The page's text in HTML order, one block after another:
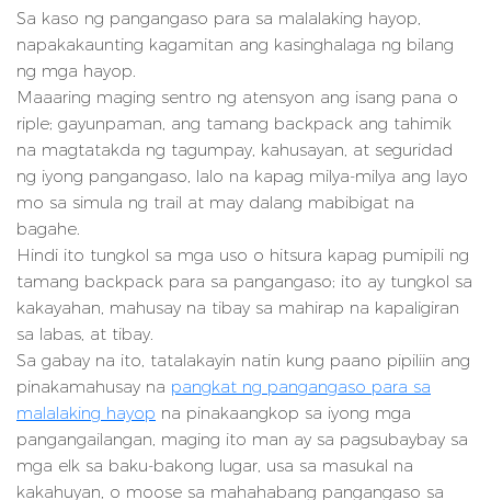
Sa kaso ng pangangaso para sa malalaking hayop,
napakakaunting kagamitan ang kasinghalaga ng bilang
ng mga hayop.
Maaaring maging sentro ng atensyon ang isang pana o
riple; gayunpaman, ang tamang backpack ang tahimik
na magtatakda ng tagumpay, kahusayan, at seguridad
ng iyong pangangaso, lalo na kapag milya-milya ang layo
mo sa simula ng trail at may dalang mabibigat na
bagahe.
Hindi ito tungkol sa mga uso o hitsura kapag pumipili ng
tamang backpack para sa pangangaso; ito ay tungkol sa
kakayahan, mahusay na tibay sa mahirap na kapaligiran
sa labas, at tibay.
Sa gabay na ito, tatalakayin natin kung paano pipiliin ang
pinakamahusay na pangkat ng pangangaso para sa
malalaking hayop na pinakaangkop sa iyong mga
pangangailangan, maging ito man ay sa pagsubaybay sa
mga elk sa baku-bakong lugar, usa sa masukal na
kakahuyan, o moose sa mahahabang pangangaso sa